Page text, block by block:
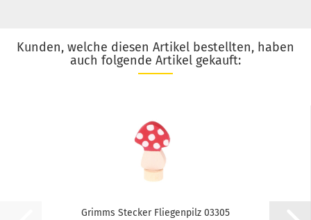
Kunden, welche diesen Artikel bestellten, haben
auch folgende Artikel gekauft:
Grimms Stecker Fliegenpilz 03305